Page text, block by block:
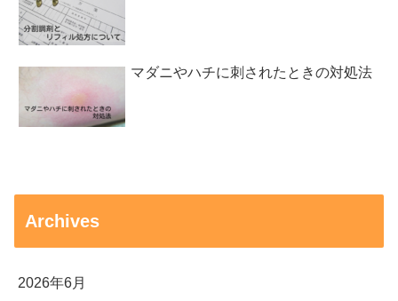
マダニやハチに刺されたときの対処法
Archives
2026年6月